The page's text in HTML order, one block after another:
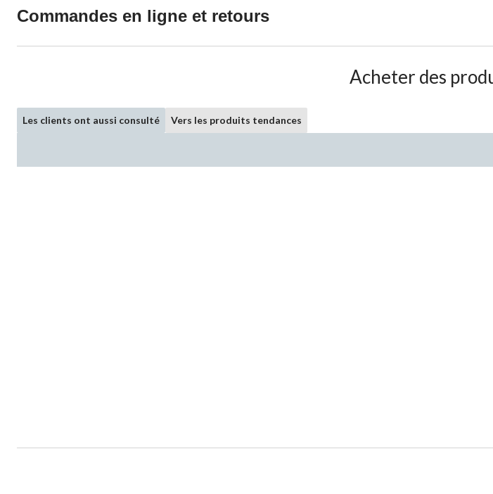
Commandes en ligne et retours
Acheter des
Les clients ont aussi consulté Vers les produits tendances